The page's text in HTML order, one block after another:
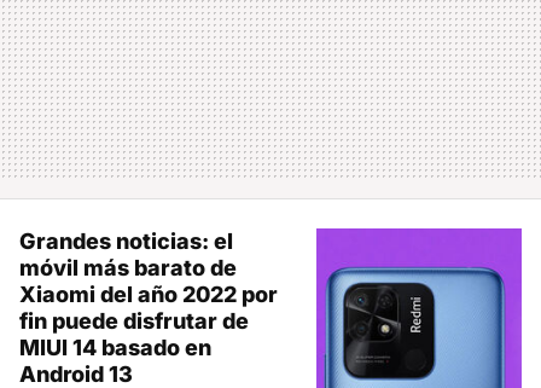
Grandes noticias: el
móvil más barato de
Xiaomi del año 2022 por
fin puede disfrutar de
MIUI 14 basado en
Android 13